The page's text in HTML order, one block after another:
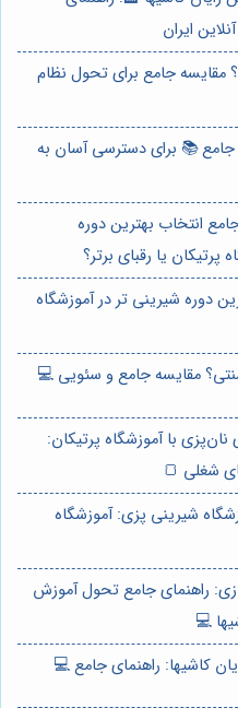
ایران
جامع برای تحول نظام
جامع 📚 برای دسترسی آسان به
انتخاب بهترین دوره
یا رقبای برتر؟
دوره شیرینی تر در آموزشگاه
مقایسه جامع و سئویی 💻
با آموزشگاه پرتیکان:
شغلی 🍞
شیرینی پزی: آموزشگاه
راهنمای جامع تحول آموزش
💻
کاشیها: راهنمای جامع 💻